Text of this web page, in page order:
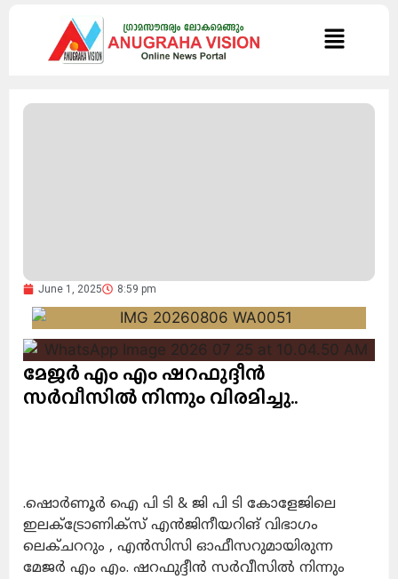
June 1, 2025 8:59 pm
മേജർ എം എം ഷറഫുദ്ദീൻ
സർവീസിൽ നിന്നും വിരമിച്ചു..
.ഷൊർണൂർ ഐ പി ടി & ജി പി ടി കോളേജിലെ
ഇലക്ട്രോണിക്സ് എൻജിനീയറിങ് വിഭാഗം
ലെക്ചററും , എൻസിസി ഓഫീസറുമായിരുന്ന
മേജർ എം എം. ഷറഫുദ്ദീൻ സർവീസിൽ നിന്നും